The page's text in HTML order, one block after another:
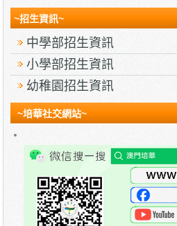
~招生資訊~
中學部招生資訊
小學部招生資訊
幼稚園招生資訊
~培華社交網站~